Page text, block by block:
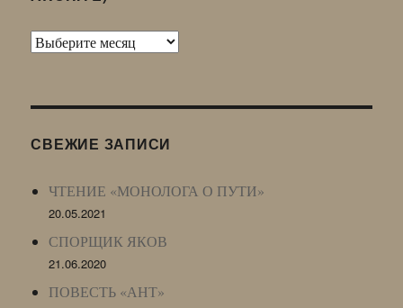
Архив
LJ
СВЕЖИЕ ЗАПИСИ
ЧТЕНИЕ «МОНОЛОГА О ПУТИ»
20.05.2021
СПОРЩИК ЯКОВ
21.06.2020
ПОВЕСТЬ «АНТ»